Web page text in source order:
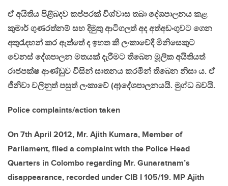
ඒ අයිතිය පිළීබදව කප්පරක් විශ්වාස තබා ‍දේශපාලනය කළ
කුමාර් ගුණරත්නම් සහ දිමුතු ආටිගලත් අද අත්අඩංගුවට ගෙන
අතුරැදහන් කර ඇත්තේ ද ඉහත කී ලංකාවේදී මිනිසෙකුට
වෙනස් දේශපාලන මතයක් දැරීමට තිබෙන මූලික අයිතියත්
රාජපක්ෂ ආණ්ඩුව විසින් ඝාතනය කරමින් තිබෙන නිසා ය. ඒ
ජීනිවා වලිනුත් පසුත් ලංකාවේ (අ)දේශපාලනයයි. මුග්ධ බවයි.
Police complaints/action taken
On 7th April 2012, Mr. Ajith Kumara, Member of
Parliament, filed a complaint with the Police Head
Quarters in Colombo regarding Mr. Gunaratnam’s
disappearance, recorded under CIB I 105/19. MP Ajith